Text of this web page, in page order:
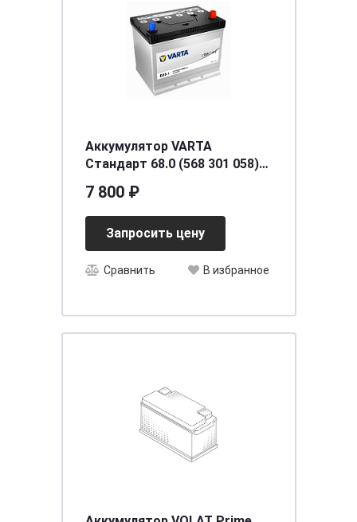
Аккумулятор VARTA
Стандарт 68.0 (568 301 058)
7 800 ₽
Запросить цену
Сравнить В избранное